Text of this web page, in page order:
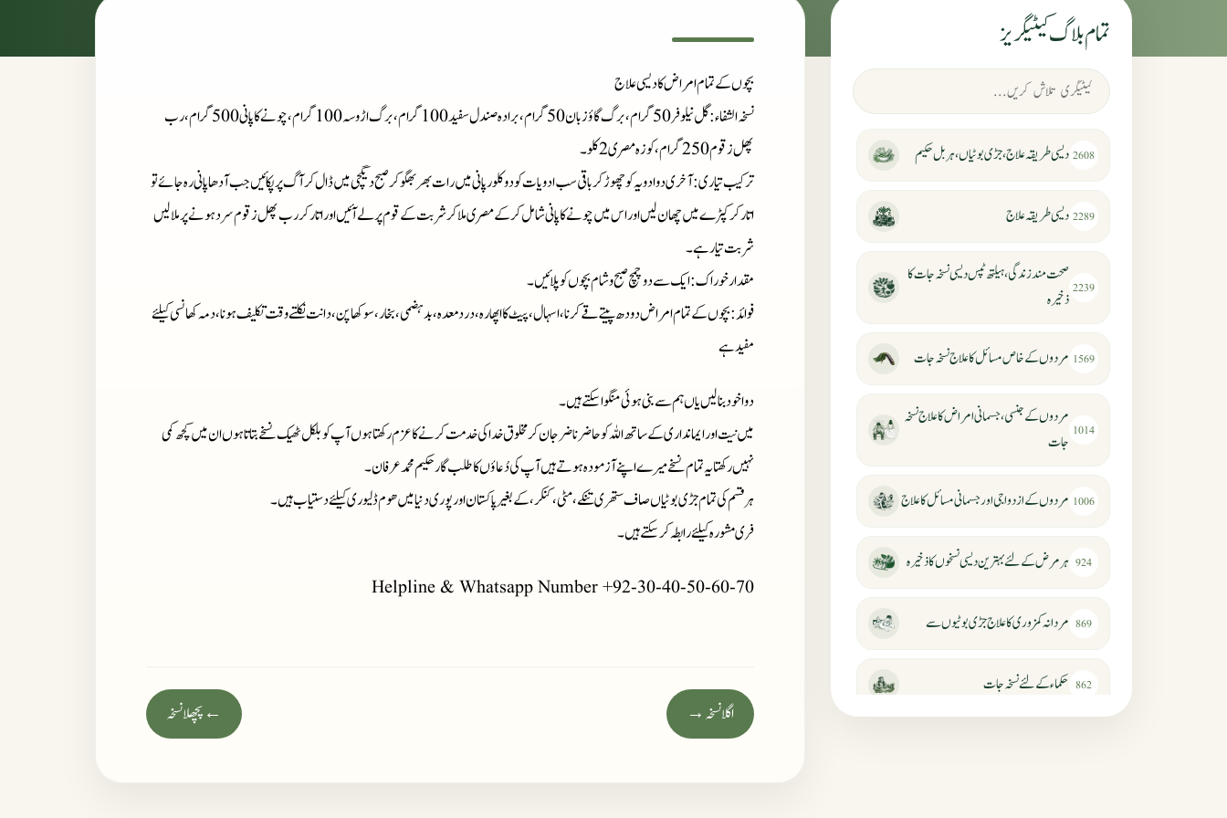
بچوں کے تمام امراض کا دیسی علاج
نسخہ الشفاء
: گل نیلو فر50 گرام، برگ گاؤزبان 50 گرام، برادہ صندل سفید 100 گرام، برگ اڑوسہ 100 گرام، چونے کا پانی 500 گرام، رب
پھل زقوم 250 گرام، کوزہ مصری 2 کلو۔
ترکیب تیاری: آخری دوادویہ کو چھوڑ کر باقی سب ادویات کو دو کلور پانی میں رات بھر بھگو کر صبح دیگچی میں ڈال کر آگ پر پکائیں جب آدھا پانی رہ جائے تو
اتار کر کپڑے میں چھان لیں اور اس میں چونے کا پانی شامل کرکےمصری ملا کر شربت کے قوم پر لے آئیں اور اتار کر رب پھل زقوم سرد ہونے پر ملا لیں
شربت تیار ہے۔
مقدار خوراک: ایک سے دو چمچ صبح و شام بچوں کو پلائیں۔
فوائد: بچوں کے تمام امراض دودھ پیتے قے کرنا، اسہال، پیٹ کا اپھارہ، درد معدہ، بدہضمی، بخار، سوکھا پن، دانت نکلتے وقت تکلیف ہونا، دمہ کھانسی کیلئے
مفید ہے
دوا خود بنا لیں یاں ہم سے بنی ہوئی منگوا سکتے ہیں۔
میں نیت اور ایمانداری کے ساتھ اللہ کو حاضر ناضر جان کر مخلوق خدا کی خدمت کرنے کا عزم رکھتا ہوں آپ کو بلکل ٹھیک نسخے بتاتا ہوں ان میں کچھ کمی
نہیں رکھتا یہ تمام نسخے میرے اپنے آزمودہ ہوتے ہیں آپ کی دُعاؤں کا طلب گار حکیم محمد عرفان۔
ہر قسم کی تمام جڑی بوٹیاں صاف ستھری تنکے، مٹی، کنکر، کے بغیر پاکستان اور پوری دنیا میں ھوم ڈلیوری کیلئے دستیاب ہیں۔
فری مشورہ کیلئے رابطہ کر سکتے ہیں۔
Helpline & Whatsapp Number +92-30-40-50-60-70
← پچھلا نسخہ اگلا نسخہ →
تمام بلاگ کیٹیگریز
2608 دیسی طریقہ علاج، جڑی بوٹیاں، ہربل حکیم
2289 دیسی طریقہ علاج
2239
صحت مند زندگی، ہیلتھ ٹپس دیسی نسخہ جات کا
ذخیرہ
1569 مردوں کے خاص مسائل کا علاج نسخہ جات
1014
مردوں کے جنسی، جسمانی امراض کا علاج نسخہ
جات
1006 مردوں کے ازدواجی اور جسمانی مسائل کا علاج
924 ہر مرض کے لئے بہترین دیسی نسخوں کا ذخیرہ
869 مردانہ کمزوری کا علاج جڑی بوٹیوں سے
862 حکماء کےلئے نسخہ جات